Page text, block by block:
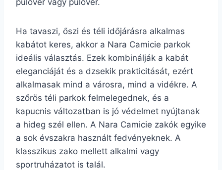
pulóver vagy pulóver.
Ha tavaszi, őszi és téli időjárásra alkalmas
kabátot keres, akkor a Nara Camicie parkok
ideális választás. Ezek kombinálják a kabát
eleganciáját és a dzsekik prakticitását, ezért
alkalmasak mind a városra, mind a vidékre. A
szőrös téli parkok felmelegednek, és a
kapucnis változatban is jó védelmet nyújtanak
a hideg szél ellen. A Nara Camicie zakók egyike
a sok évszakra használt fedvényeknek. A
klasszikus zako mellett alkalmi vagy
sportruházatot is talál.